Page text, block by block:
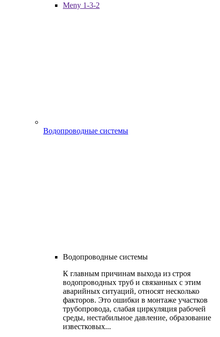
Meny 1-3-2
Водопроводные системы
Водопроводные системы
К главным причинам выхода из строя
водопроводных труб и связанных с этим
аварийных ситуаций, относят несколько
факторов. Это ошибки в монтаже участков
трубопровода, слабая циркуляция рабочей
среды, нестабильное давление, образование
известковых...